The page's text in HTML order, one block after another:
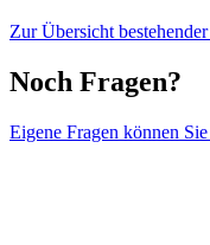
Zur Übersicht
Noch Fragen?
Eigene Fragen können